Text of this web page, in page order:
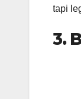
tapi
3.